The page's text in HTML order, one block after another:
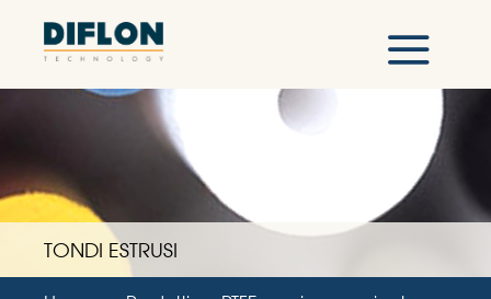
TONDI ESTRUSI